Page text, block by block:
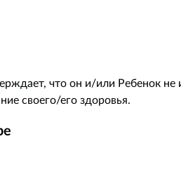
что он и/или Ребенок
своего/его здоровья.